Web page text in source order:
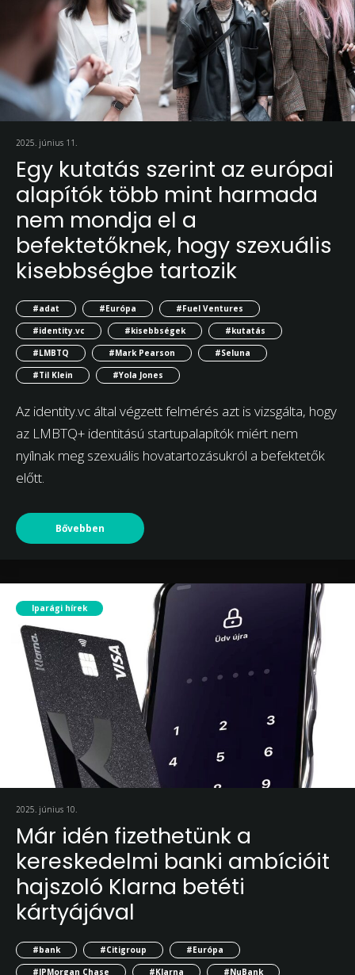
2025. június 11.
Egy kutatás szerint az európai
alapítók több mint harmada
nem mondja el a
befektetőknek, hogy szexuális
kisebbségbe tartozik
#adat #Európa
#Fuel Ventures
#identity.vc
#kisebbségek
#kutatás
#LMBTQ
#Mark Pearson
#Seluna
#Til Klein
#Yola Jones
Az identity.vc által végzett felmérés azt is vizsgálta, hogy
az LMBTQ+ identitású startupalapítók miért nem
nyílnak meg szexuális hovatartozásukról a befektetők
előtt.
Bővebben
Iparági hírek
2025. június 10.
Már idén fizethetünk a
kereskedelmi banki ambícióit
hajszoló Klarna betéti
kártyájával
#bank #Citigroup
#Európa
#JPMorgan Chase
#Klarna #NuBank